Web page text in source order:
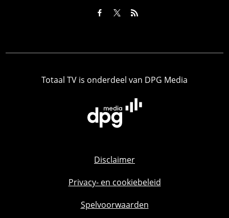
Totaal TV is onderdeel van DPG Media
Disclaimer
Privacy- en cookiebeleid
Spelvoorwaarden